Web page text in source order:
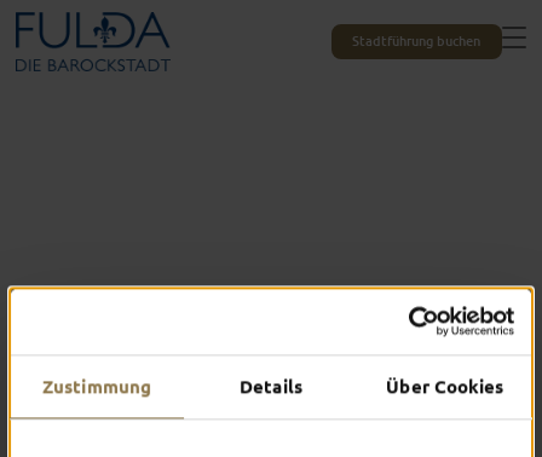
Zustimmung Details Über Cookies
Stadtführung buchen